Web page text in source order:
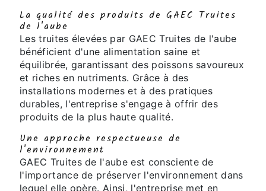
La qualité des produits de GAEC Truites
de l'aube
Les truites élevées par GAEC Truites de l'aube
bénéficient d'une alimentation saine et
équilibrée, garantissant des poissons savoureux
et riches en nutriments. Grâce à des
installations modernes et à des pratiques
durables, l'entreprise s'engage à offrir des
produits de la plus haute qualité.
Une approche respectueuse de
l'environnement
GAEC Truites de l'aube est consciente de
l'importance de préserver l'environnement dans
lequel elle opère. Ainsi, l'entreprise met en